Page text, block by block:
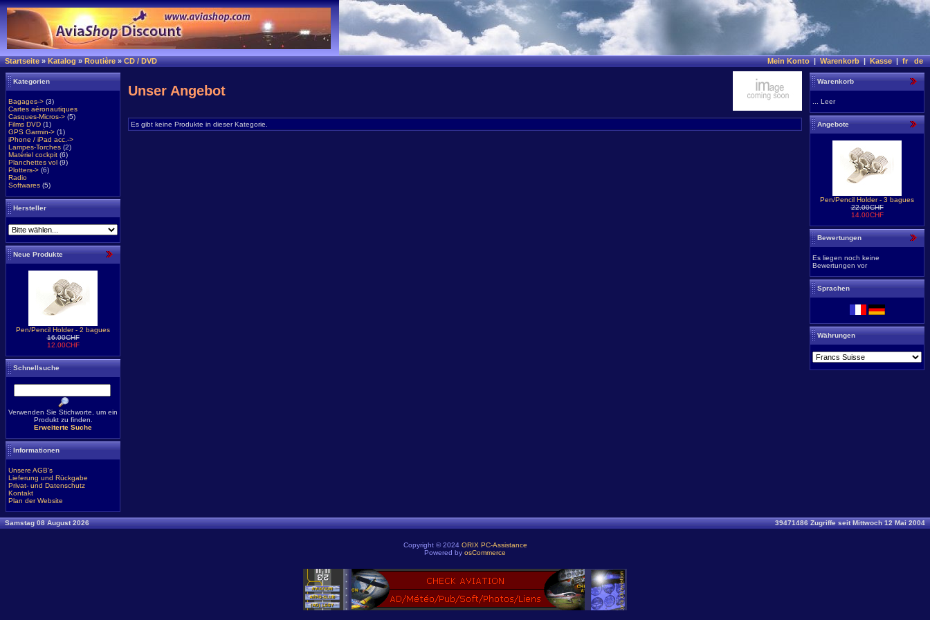
Startseite»Katalog»Routière»CD / DVD Mein Konto|Warenkorb|Kasse|fr de
Kategorien
Bagages-> (3)
Cartes aéronautiques
Casques-Micros-> (5)
Films DVD (1)
GPS Garmin-> (1)
iPhone / iPad acc.->
Lampes-Torches (2)
Matériel cockpit (6)
Planchettes vol (9)
Plotters-> (6)
Radio
Softwares (5)
Hersteller
Neue Produkte
Pen/Pencil Holder - 2 bagues
16.00CHF
12.00CHF
Schnellsuche
Verwenden Sie Stichworte, um ein
Produkt zu finden.
Erweiterte Suche
Informationen
Unsere AGB's
Lieferung und Rückgabe
Privat- und Datenschutz
Kontakt
Plan der Website
Unser Angebot
Es gibt keine Produkte in dieser Kategorie.
Warenkorb
... Leer
Angebote
Pen/Pencil Holder - 3 bagues
22.00CHF
14.00CHF
Bewertungen
Es liegen noch keine
Bewertungen vor
Sprachen
Währungen
Samstag 08 August 2026 39471486 Zugriffe seit Mittwoch 12 Mai 2004
Copyright © 2024 ORIX PC-Assistance
Powered by osCommerce